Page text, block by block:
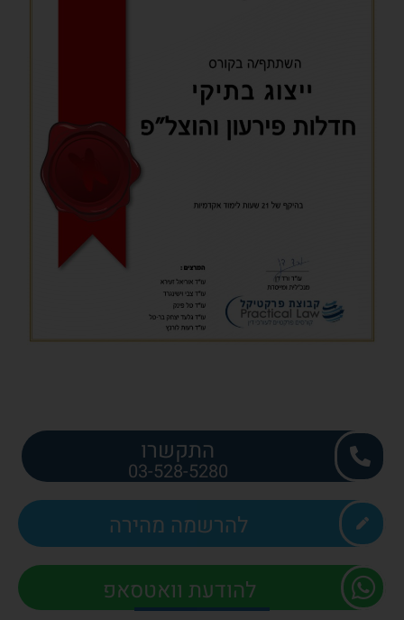
התקשרו
03-528-5280
להרשמה מהירה
להודעת וואטסאפ